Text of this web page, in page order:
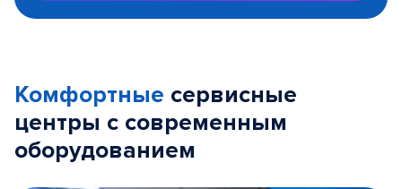
Комфортные сервисные
центры с современным
оборудованием